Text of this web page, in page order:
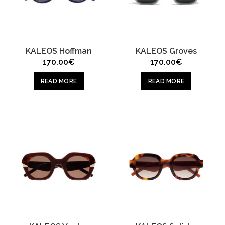
KALEOS Hoffman
170.00€
READ MORE
KALEOS Groves
170.00€
READ MORE